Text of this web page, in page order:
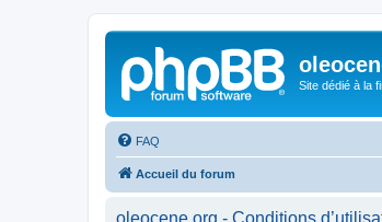
Site dédié à la
FAQ
Accueil du forum
oleocene.org - Conditions